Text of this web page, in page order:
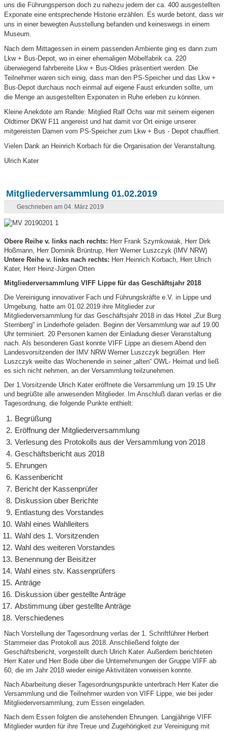
uns die Führungsperson doch zu nahezu jedem der ca. 400 ausgestellten
Exponate eine entsprechende Historie erzählen. Es wurde betont, dass wir
uns in einer bewegten Ausstellung befanden und keineswegs in einem
Museum.
Nach dem Mittagessen in einem passenden Ambiente ging es dann zum
Lkw + Bus-Depot, wo in einer ehemaligen Möbelfabrik ca. 220
überwiegend fahrbereite Lkw + Bus-Oldies präsentiert werden. Die
Teilnehmer waren sich einig, dass man den PS-Speicher und das Lkw +
Bus-Depot durchaus noch einmal auf eigene Faust erkunden sollte, um
die Menge an ausgestellten Exponaten in Ruhe erleben zu können.
Kleine Anekdote am Rande: Mitglied Ralf Ochs war mit seinem eigenen
Oldtimer DKW F11 angereist und hat damit vor Ort einige unserer
mitgereisten Damen vom PS-Speicher zum Lkw + Bus - Depot chauffiert.
Vielen Dank an Heinrich Korbach für die Organisation der Veranstaltung.
Ulrich Kater
Mitgliederversammlung 01.02.2019
Geschrieben am 04. März 2019
Obere Reihe v. links nach rechts: Herr Frank Szymkowiak, Herr Dirk
Hoßmann, Herr Dominik Brüntrup, Herr Werner Luszczyk (IMV NRW)
Untere Reihe v. links nach rechts: Herr Heinrich Korbach, Herr Ulrich
Kater, Herr Heinz-Jürgen Otten
Mitgliederversammlung VIFF Lippe für das Geschäftsjahr 2018
Die Vereinigung innovativer Fach und Führungskräfte e.V. in Lippe und
Umgebung, hatte am 01.02.2019 ihre Mitglieder zur
Mitgliederversammlung für das Geschäftsjahr 2018 in das Hotel „Zur Burg
Sternberg“ in Linderhofe geladen. Beginn der Versammlung war auf 19.00
Uhr terminiert. 20 Personen kamen der Einladung dieser Veranstaltung
nach. Als besonderen Gast konnte VIFF Lippe an diesem Abend den
Landesvorsitzenden der IMV NRW Werner Luszczyk begrüßen. Herr
Luszczyk weilte das Wochenende in seiner „alten“ OWL- Heimat und ließ
es sich nicht nehmen, an der Versammlung teilzunehmen.
Der 1.Vorsitzende Ulrich Kater eröffnete die Versammlung um 19.15 Uhr
und begrüßte alle anwesenden Mitglieder. Im Anschluß daran verlas er die
Tagesordnung, die folgende Punkte enthielt:
Begrüßung
Eröffnung der Mitgliederversammlung
Verlesung des Protokolls aus der Versammlung von 2018
Geschäftsbericht aus 2018
Ehrungen
Kassenbericht
Bericht der Kassenprüfer
Diskussion über Berichte
Entlastung des Vorstandes
Wahl eines Wahlleiters
Wahl des 1. Vorsitzenden
Wahl des weiteren Vorstandes
Benennung der Beisitzer
Wahl eines stv. Kassenprüfers
Anträge
Diskussion über gestellte Anträge
Abstimmung über gestellte Anträge
Verschiedenes
Nach Vorstellung der Tagesordnung verlas der 1. Schriftführer Herbert
Stammeier das Protokoll aus 2018. Anschließend folgte der
Geschäftsbericht, vorgestellt durch Ulrich Kater. Außerdem berichteten
Herr Kater und Herr Bode über die Unternehmungen der Gruppe VIFF ab
60, die im Jahr 2018 wieder einige Aktivitäten vorweisen konnte.
Nach Abarbeitung dieser Tagesordnungspunkte unterbrach Herr Kater die
Versammlung und die Teilnehmer wurden von VIFF Lippe, wie bei jeder
Mitgliederversammlung, zum Essen eingeladen.
Nach dem Essen folgten die anstehenden Ehrungen. Langjährige VIFF
Mitglieder wurden für ihre Treue und Zugehörigkeit zur Vereinigung mit